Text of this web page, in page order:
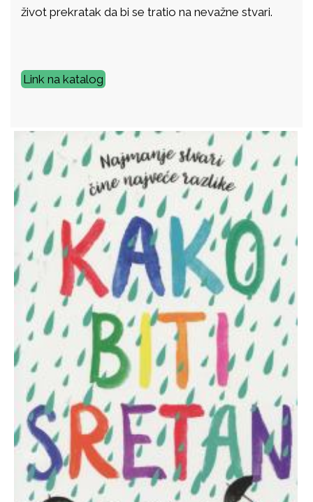
život prekratak da bi se tratio na nevažne stvari.
Link na katalog